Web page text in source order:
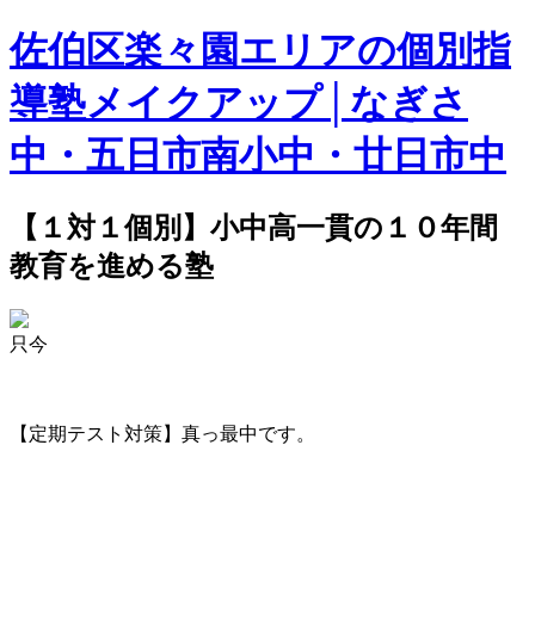
佐伯区楽々園エリアの個別指
導塾メイクアップ│なぎさ
中・五日市南小中・廿日市中
【１対１個別】小中高一貫の１０年間
教育を進める塾
只今
【定期テスト対策】真っ最中です。